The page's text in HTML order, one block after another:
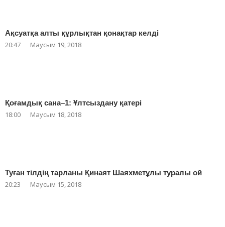
Ақсуатқа алты құрлықтан қонақтар келді
20:47 Маусым 19, 2018
Қоғамдық сана–1: Ұлтсыздану қатері
18:00 Маусым 18, 2018
Туған тілдің тарланы Қинаят Шаяхметұлы туралы ой
20:23 Маусым 15, 2018